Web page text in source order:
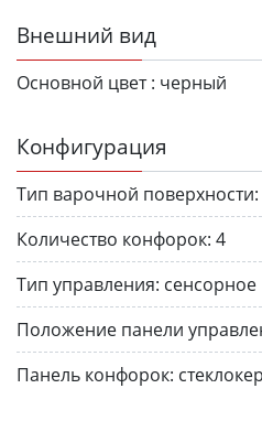
Внешний вид
Основной цвет : черный
Конфигурация
Тип варочной поверхности:
Количество конфорок: 4
Тип управления: сенсорное
Положение панели
Панель конфорок: